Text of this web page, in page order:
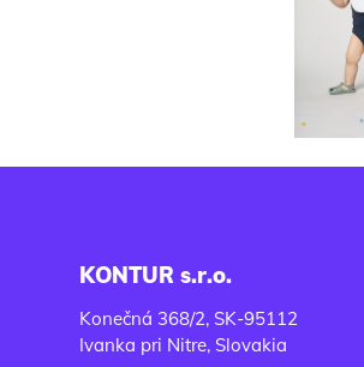
KONTUR s.r.o.
Konečná 368/2, SK-95112
Ivanka pri Nitre, Slovakia